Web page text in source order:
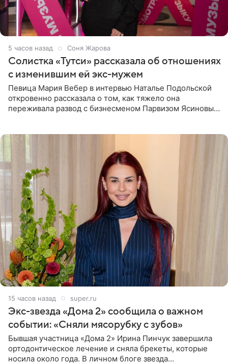
5 часов назад Соня Жарова
Солистка «Тутси» рассказала об отношениях
с изменившим ей экс-мужем
Певица Мария Вебер в интервью Наталье Подольской
откровенно рассказала о том, как тяжело она
переживала развод с бизнесменом Парвизом Ясиновым.
15 часов назад super.ru
Экс-звезда «Дома 2» сообщила о важном
событии: «Сняли мясорубку с зубов»
Бывшая участница «Дома 2» Ирина Пинчук завершила
ортодонтическое лечение и сняла брекеты, которые
носила около года. В личном блоге звезда